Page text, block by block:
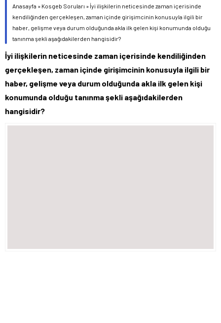
Anasayfa » Kosgeb Soruları » İyi ilişkilerin neticesinde zaman içerisinde
kendiliğinden gerçekleşen, zaman içinde girişimcinin konusuyla ilgili bir
haber, gelişme veya durum olduğunda akla ilk gelen kişi konumunda olduğu
tanınma şekli aşağıdakilerden hangisidir?
İyi ilişkilerin neticesinde zaman içerisinde kendiliğinden
gerçekleşen, zaman içinde girişimcinin konusuyla ilgili bir
haber, gelişme veya durum olduğunda akla ilk gelen kişi
konumunda olduğu tanınma şekli aşağıdakilerden
hangisidir?